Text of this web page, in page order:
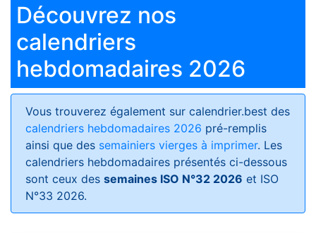
Découvrez nos
calendriers
hebdomadaires 2026
Vous trouverez également sur calendrier.best des
calendriers hebdomadaires 2026 pré-remplis
ainsi que des semainiers vierges à imprimer. Les
calendriers hebdomadaires présentés ci-dessous
sont ceux des semaines ISO N°32 2026 et ISO
N°33 2026.